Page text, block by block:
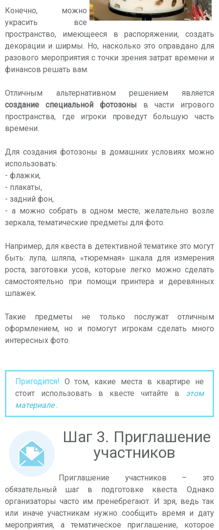
Конечно, можно
украсить все
пространство, имеющееся в распоряжении, создать
декорации и ширмы. Но, насколько это оправдано для
разового мероприятия с точки зрения затрат времени и
финансов решать вам.
Отличным альтернативном решением является
создание специальной фотозоны в части игрового
пространства, где игроки проведут большую часть
времени.
Для создания фотозоны в домашних условиях можно
использовать:
- флажки,
- плакаты,
- задний фон,
- а можно собрать в одном месте, желательно возле
зеркала, тематические предметы для фото.
Например, для квеста в детективной тематике это могут
быть: лупа, шляпа, «тюремная» шкала для измерения
роста, заготовки усов, которые легко можно сделать
самостоятельно при помощи принтера и деревянных
шпажек.
Такие предметы не только послужат отличным
оформлением, но и помогут игрокам сделать много
интересных фото.
Пригодится! О том, какие места в квартире не
стоит использовать в квесте читайте в этом
материале.
Шаг 3. Приглашение
участников
Приглашение участников – это
обязательный шаг в подготовке квеста. Однако
организаторы часто им пренебрегают. И зря, ведь так
или иначе участникам нужно сообщить время и дату
мероприятия, а тематическое приглашение, которое